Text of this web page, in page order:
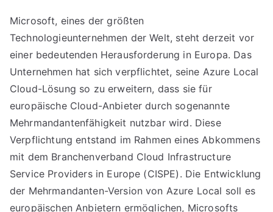
Microsoft, eines der größten
Technologieunternehmen der Welt, steht derzeit vor
einer bedeutenden Herausforderung in Europa. Das
Unternehmen hat sich verpflichtet, seine Azure Local
Cloud-Lösung so zu erweitern, dass sie für
europäische Cloud-Anbieter durch sogenannte
Mehrmandantenfähigkeit nutzbar wird. Diese
Verpflichtung entstand im Rahmen eines Abkommens
mit dem Branchenverband Cloud Infrastructure
Service Providers in Europe (CISPE). Die Entwicklung
der Mehrmandanten-Version von Azure Local soll es
europäischen Anbietern ermöglichen, Microsofts